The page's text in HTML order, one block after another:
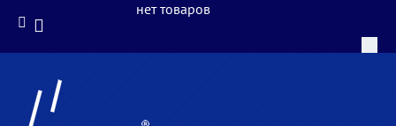
нет товаров